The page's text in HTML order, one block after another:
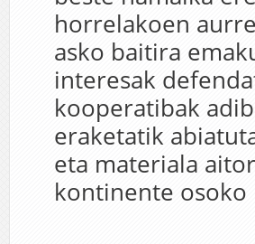
horrelakoen
asko baitira
interesak
kooperatibak
eraketatik
eta materiala
kontinente